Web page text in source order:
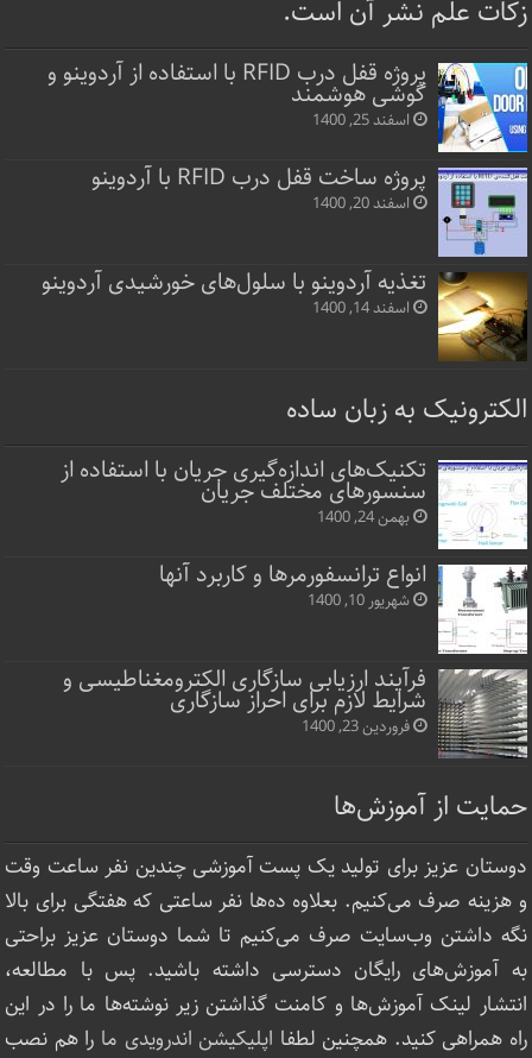
زکات علم نشر آن است.
پروژه قفل‌ درب RFID با استفاده از آردوینو و
گوشی هوشمند
اسفند 25, 1400
پروژه ساخت قفل‌ درب RFID با آردوینو
اسفند 20, 1400
تغذیه آردوینو با سلول‌های خورشیدی آردوینو
اسفند 14, 1400
الکترونیک به زبان ساده
تکنیک‌های اندازه‌گیری جریان با استفاده از
سنسورهای مختلف جریان
بهمن 24, 1400
انواع ترانسفورمرها و کاربرد آنها
شهریور 10, 1400
فرآیند ارزیابی سازگاری الکترومغناطیسی و
شرایط لازم برای احراز سازگاری
فروردین 23, 1400
حمایت از آموزش‌ها
دوستان عزیز برای تولید یک پست آموزشی چندین نفر ساعت‌ وقت
و هزینه صرف می‌کنیم. بعلاوه ده‌ها نفر ساعتی که هفتگی برای بالا
نگه داشتن وب‌سایت صرف ‌می‌کنیم تا شما دوستان عزیز براحتی
به آموزش‌های رایگان دسترسی داشته باشید. پس با مطالعه،
انتشار لینک‌ آموزش‌ها و کامنت گذاشتن زیر نوشته‌‌ها ما را در این
راه همراهی کنید. همچنین لطفا اپلیکیشن اندرویدی ما را هم نصب